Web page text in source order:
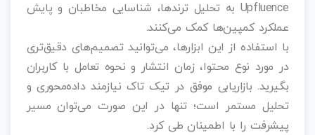
Upfluence به تحلیل ترندها، شناسایی مخاطبان و پایش
عملکرد کمپین‌ها کمک می‌کنند.
با استفاده از این ابزارها، می‌توانید تصمیم‌های دقیق‌تری
در مورد نوع محتوا، زمان انتشار و نحوه تعامل با کاربران
بگیرید. بازاریابی موفق در تیک‌ تاک نیازمند داده‌محوری و
تحلیل مستمر است؛ تنها در این صورت می‌توان مسیر
پیشرفت را با اطمینان طی کرد.